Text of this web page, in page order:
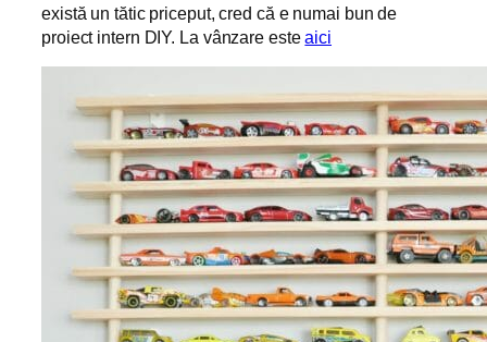
există un tătic priceput, cred că e numai bun de
proiect intern DIY. La vânzare esteaici